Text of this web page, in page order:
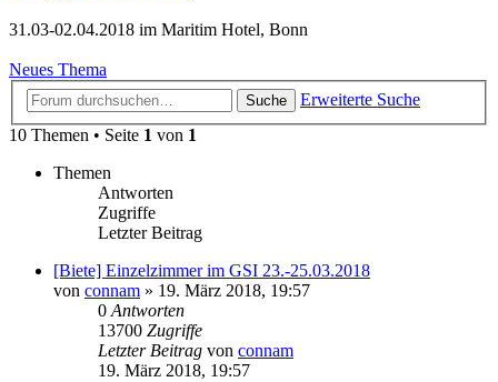
31.03-02.04.2018 im Maritim Hotel, Bonn
Neues Thema
Suche
Erweiterte Suche
10 Themen • Seite 1 von 1
Themen
Antworten
Zugriffe
Letzter Beitrag
[Biete] Einzelzimmer im GSI 23.-25.03.2018
von connam » 19. März 2018, 19:57
0 Antworten
13700 Zugriffe
Letzter Beitrag von connam
19. März 2018, 19:57